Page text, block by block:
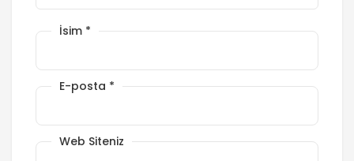
İsim *
E-posta *
Web Siteniz